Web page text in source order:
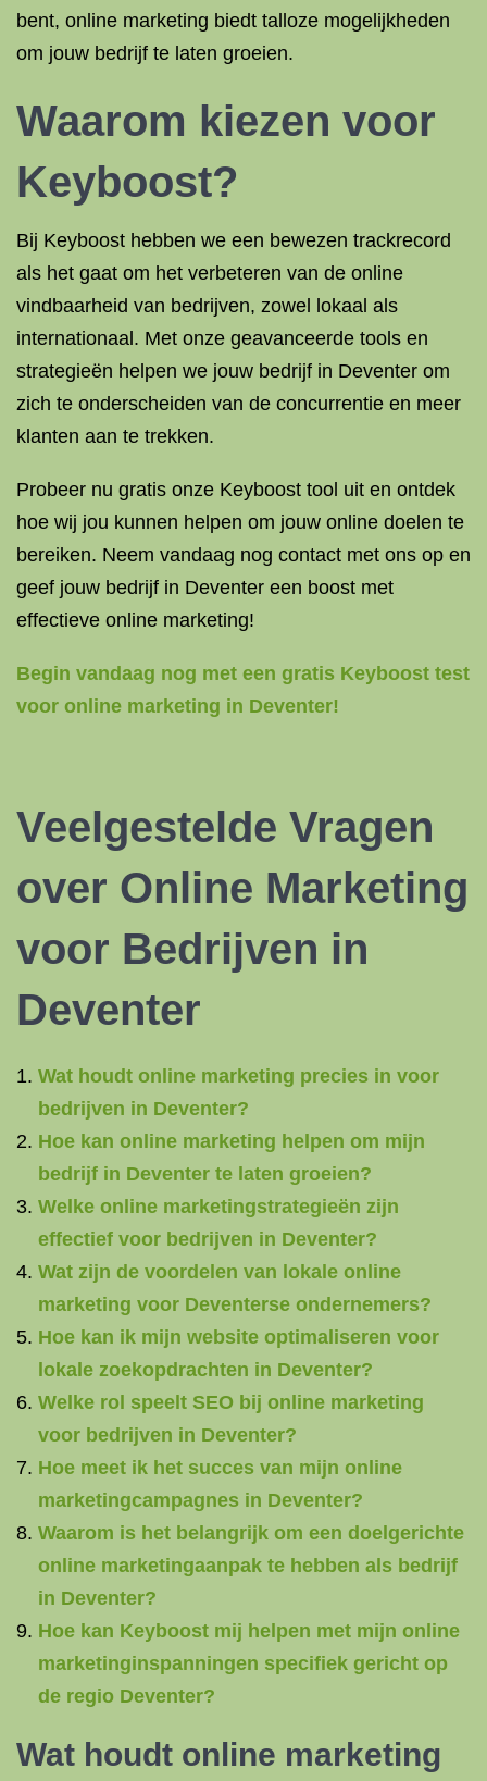
bent, online marketing biedt talloze mogelijkheden
om jouw bedrijf te laten groeien.
Waarom kiezen voor
Keyboost?
Bij Keyboost hebben we een bewezen trackrecord
als het gaat om het verbeteren van de online
vindbaarheid van bedrijven, zowel lokaal als
internationaal. Met onze geavanceerde tools en
strategieën helpen we jouw bedrijf in Deventer om
zich te onderscheiden van de concurrentie en meer
klanten aan te trekken.
Probeer nu gratis onze Keyboost tool uit en ontdek
hoe wij jou kunnen helpen om jouw online doelen te
bereiken. Neem vandaag nog contact met ons op en
geef jouw bedrijf in Deventer een boost met
effectieve online marketing!
Begin vandaag nog met een gratis Keyboost test
voor online marketing in Deventer!
Veelgestelde Vragen
over Online Marketing
voor Bedrijven in
Deventer
Wat houdt online marketing precies in voor
bedrijven in Deventer?
Hoe kan online marketing helpen om mijn
bedrijf in Deventer te laten groeien?
Welke online marketingstrategieën zijn
effectief voor bedrijven in Deventer?
Wat zijn de voordelen van lokale online
marketing voor Deventerse ondernemers?
Hoe kan ik mijn website optimaliseren voor
lokale zoekopdrachten in Deventer?
Welke rol speelt SEO bij online marketing
voor bedrijven in Deventer?
Hoe meet ik het succes van mijn online
marketingcampagnes in Deventer?
Waarom is het belangrijk om een doelgerichte
online marketingaanpak te hebben als bedrijf
in Deventer?
Hoe kan Keyboost mij helpen met mijn online
marketinginspanningen specifiek gericht op
de regio Deventer?
Wat houdt online marketing